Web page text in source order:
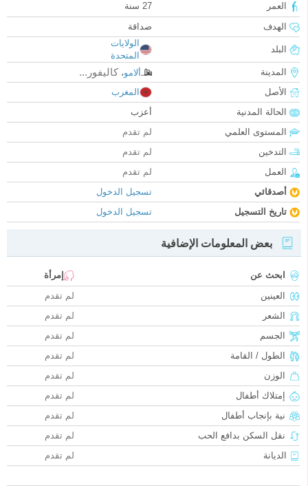
العمر
27 سنة
الهدف
صداقة
البلد
الولايات
المتحدة
المدينة
ألامو، كاليفور...
الأصل
المغرب
الحالة المدنية
أعزب
المستوى العلمي
لم تقدم
التدخين
لم تقدم
العمل
لم تقدم
أصدقائي
تسجيل الدخول
تاريخ التسجيل
تسجيل الدخول
بعض المعلومات الإضافية
ابحث عن
إمرأة
العينين
لم تقدم
الشعر
لم تقدم
الجسم
لم تقدم
الطول / القامة
لم تقدم
الوزن
لم تقدم
إمتلاك أطفال
لم تقدم
نية بإنجاب أطفال
لم تقدم
نقل السكن بدافع الحب
لم تقدم
الديانة
لم تقدم